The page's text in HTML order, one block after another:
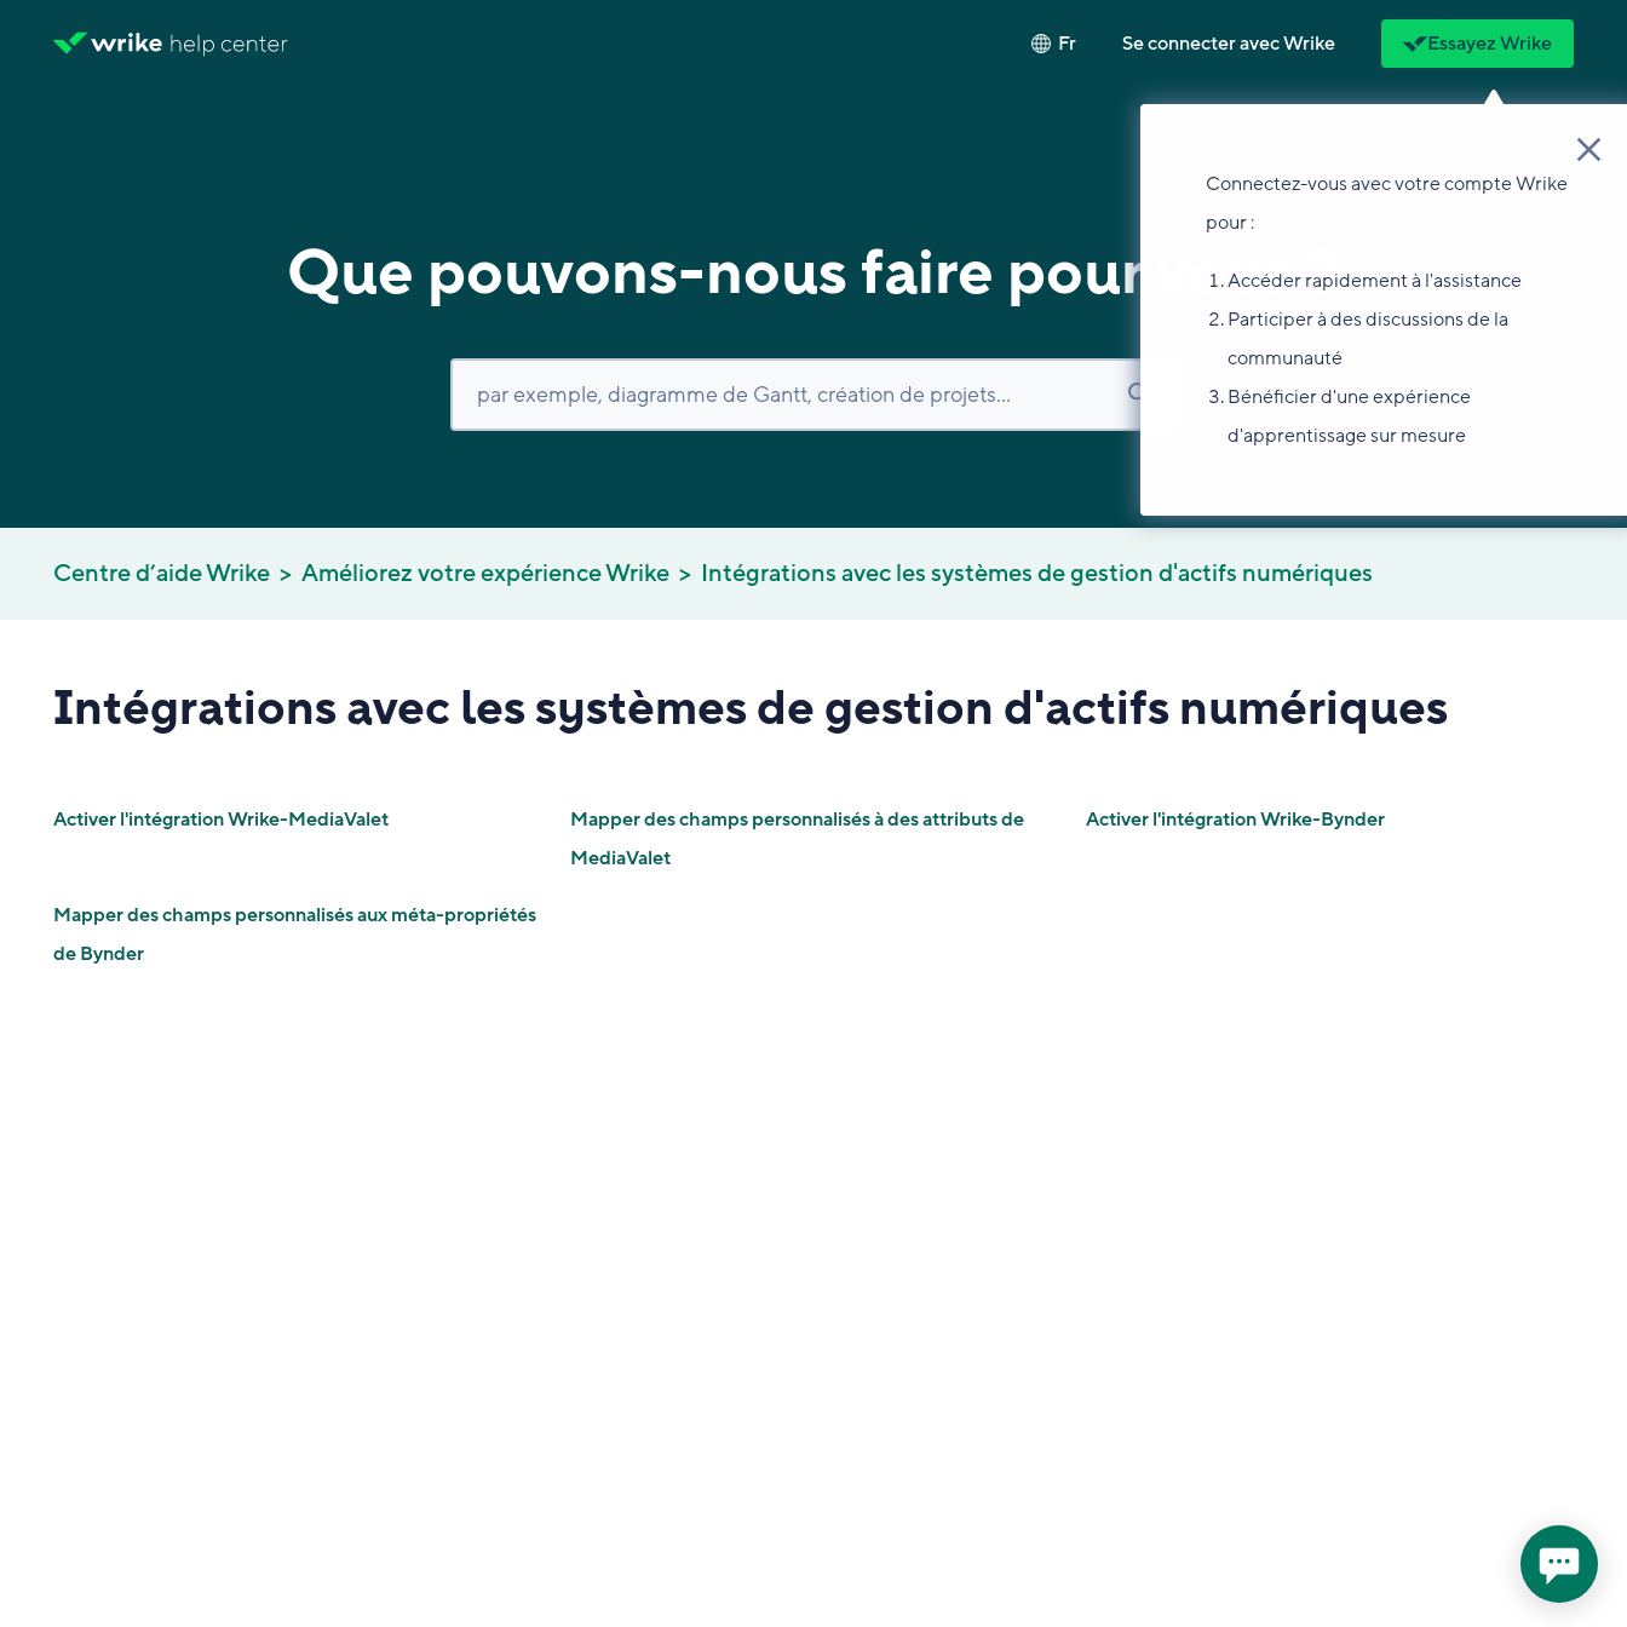
Fr Se connecter avec Wrike Essayez Wrike
Connectez-vous avec votre compte Wrike
pour :
Accéder rapidement à l'assistance
Participer à des discussions de la
communauté
Bénéficier d'une expérience
d'apprentissage sur mesure
Que pouvons-nous faire pour vous ?
Centre d’aide Wrike Améliorez votre expérience Wrike Intégrations avec les systèmes de gestion d'actifs numériques
Intégrations avec les systèmes de gestion d'actifs numériques
Activer l'intégration Wrike-MediaValet
Mapper des champs personnalisés à des attributs de
MediaValet
Activer l'intégration Wrike-Bynder
Mapper des champs personnalisés aux méta-propriétés
de Bynder